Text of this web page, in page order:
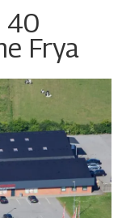
40
Frya